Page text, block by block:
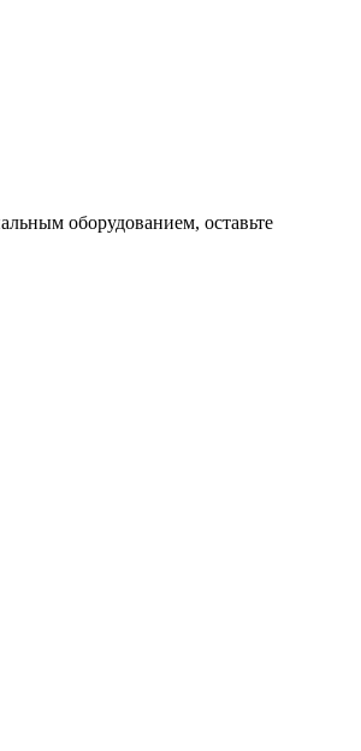
оборудованием, оставьте